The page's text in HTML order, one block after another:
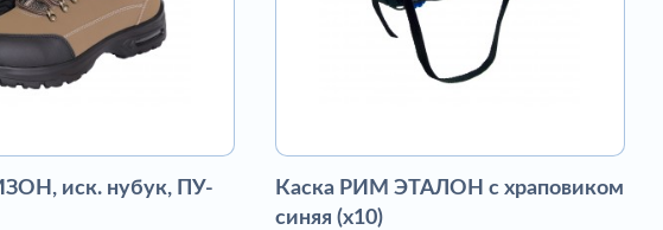
иск. нубук, ПУ-
Каска РИМ ЭТАЛОН с храповиком
синяя (х10)